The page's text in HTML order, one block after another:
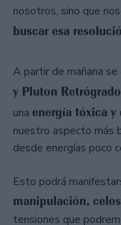
nosotros, sino que
buscar esa
A partir de mañana se
y Pluton
una energía tóxica y
nuestro aspecto más
desde energías poco
Esto podrá
manipulación,
tensiones que